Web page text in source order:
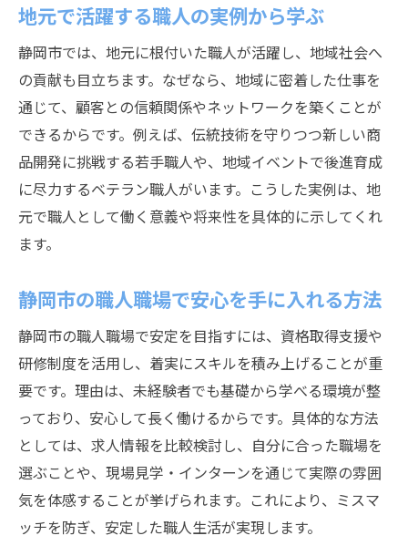
地元で活躍する職人の実例から学ぶ
静岡市では、地元に根付いた職人が活躍し、地域社会へ
の貢献も目立ちます。なぜなら、地域に密着した仕事を
通じて、顧客との信頼関係やネットワークを築くことが
できるからです。例えば、伝統技術を守りつつ新しい商
品開発に挑戦する若手職人や、地域イベントで後進育成
に尽力するベテラン職人がいます。こうした実例は、地
元で職人として働く意義や将来性を具体的に示してくれ
ます。
静岡市の職人職場で安心を手に入れる方法
静岡市の職人職場で安定を目指すには、資格取得支援や
研修制度を活用し、着実にスキルを積み上げることが重
要です。理由は、未経験者でも基礎から学べる環境が整
っており、安心して長く働けるからです。具体的な方法
としては、求人情報を比較検討し、自分に合った職場を
選ぶことや、現場見学・インターンを通じて実際の雰囲
気を体感することが挙げられます。これにより、ミスマ
ッチを防ぎ、安定した職人生活が実現します。